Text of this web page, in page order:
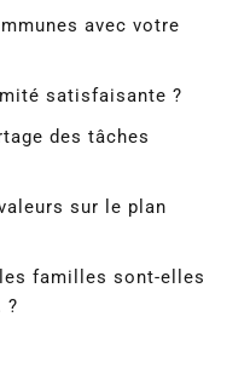
avec votre
satisfaisante ?
des tâches
sur le plan
familles sont-elles
?